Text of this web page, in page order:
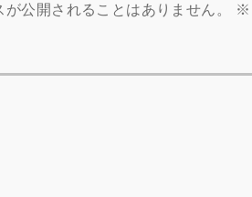
が公開されることはありません。 ※